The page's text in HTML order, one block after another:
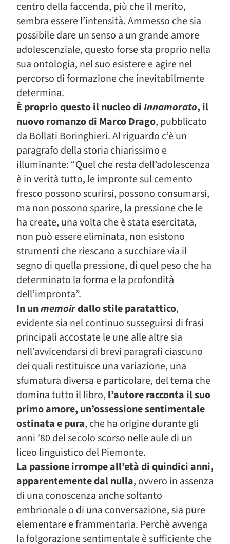
centro della faccenda, più che il merito,
sembra essere l’intensità. Ammesso che sia
possibile dare un senso a un grande amore
adolescenziale, questo forse sta proprio nella
sua ontologia, nel suo esistere e agire nel
percorso di formazione che inevitabilmente
determina.
È proprio questo il nucleo diInnamorato, il
nuovo romanzo di Marco Drago, pubblicato
da Bollati Boringhieri. Al riguardo c’è un
paragrafo della storia chiarissimo e
illuminante: “Quel che resta dell’adolescenza
è in verità tutto, le impronte sul cemento
fresco possono scurirsi, possono consumarsi,
ma non possono sparire, la pressione che le
ha create, una volta che è stata esercitata,
non può essere eliminata, non esistono
strumenti che riescano a succhiare via il
segno di quella pressione, di quel peso che ha
determinato la forma e la profondità
dell’impronta”.
In unmemoirdallo stile paratattico,
evidente sia nel continuo susseguirsi di frasi
principali accostate le une alle altre sia
nell’avvicendarsi di brevi paragrafi ciascuno
dei quali restituisce una variazione, una
sfumatura diversa e particolare, del tema che
domina tutto il libro, l’autore racconta il suo
primo amore, un’ossessione sentimentale
ostinata e pura, che ha origine durante gli
anni ’80 del secolo scorso nelle aule di un
liceo linguistico del Piemonte.
La passione irrompe all’età di quindici anni,
apparentemente dal nulla, ovvero in assenza
di una conoscenza anche soltanto
embrionale o di una conversazione, sia pure
elementare e frammentaria. Perchè avvenga
la folgorazione sentimentale è sufficiente che